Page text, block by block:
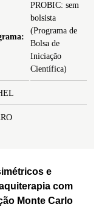
PROBIC: sem
bolsista
(Programa de
Bolsa de
Iniciação
Científica)
e
com
Monte Carlo